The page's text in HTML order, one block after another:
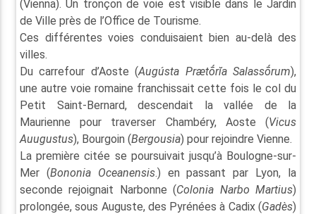
(Vienna). Un tronçon de voie est visible dans le Jardin
de Ville près de l’Office de Tourisme.
Ces différentes voies conduisaient bien au-delà des
villes.
Du carrefour d’Aoste (Augústa Prætṓrĭa Salassṓrum),
une autre voie romaine franchissait cette fois le col du
Petit Saint-Bernard, descendait la vallée de la
Maurienne pour traverser Chambéry, Aoste (Vicus
Auugustus), Bourgoin (Bergousia) pour rejoindre Vienne.
La première citée se poursuivait jusqu’à Boulogne-sur-
Mer (Bononia Oceanensis.) en passant par Lyon, la
seconde rejoignait Narbonne (Colonia Narbo Martius)
prolongée, sous Auguste, des Pyrénées à Cadix (Gadès)